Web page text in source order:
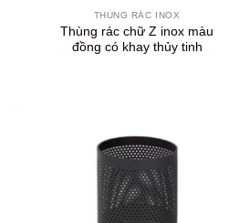
THÙNG RÁC INOX
Thùng rác chữ Z inox màu
đồng có khay thủy tinh